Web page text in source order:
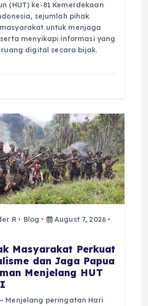
(HUT) ke-81 Kemerdekaan
sejumlah pihak
untuk menjaga
menyikapi informasi yang
digital secara bijak.
R Blog
August 7, 2026
Masyarakat Perkuat
dan Jaga Papua
Menjelang HUT
– Menjelang peringatan Hari